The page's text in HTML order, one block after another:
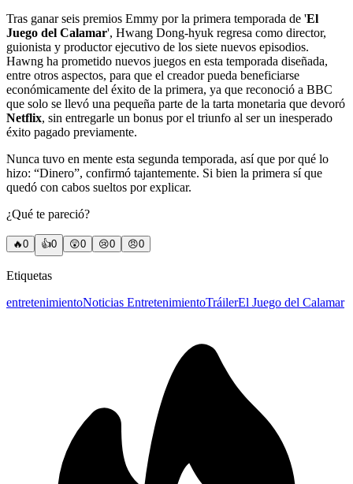
Tras ganar seis premios Emmy por la primera temporada de 'El
Juego del Calamar', Hwang Dong-hyuk regresa como director,
guionista y productor ejecutivo de los siete nuevos episodios.
Hawng ha prometido nuevos juegos en esta temporada diseñada,
entre otros aspectos, para que el creador pueda beneficiarse
económicamente del éxito de la primera, ya que reconoció a BBC
que solo se llevó una pequeña parte de la tarta monetaria que devoró
Netflix, sin entregarle un bonus por el triunfo al ser un inesperado
éxito pagado previamente.
Nunca tuvo en mente esta segunda temporada, así que por qué lo
hizo: “Dinero”, confirmó tajantemente. Si bien la primera sí que
quedó con cabos sueltos por explicar.
¿Qué te pareció?
🔥0 👍0 😲0 😢0 😠0
Etiquetas
entretenimientoNoticias EntretenimientoTráilerEl Juego del Calamar